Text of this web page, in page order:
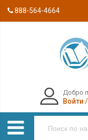
888-564-4664
Добро
Войти /